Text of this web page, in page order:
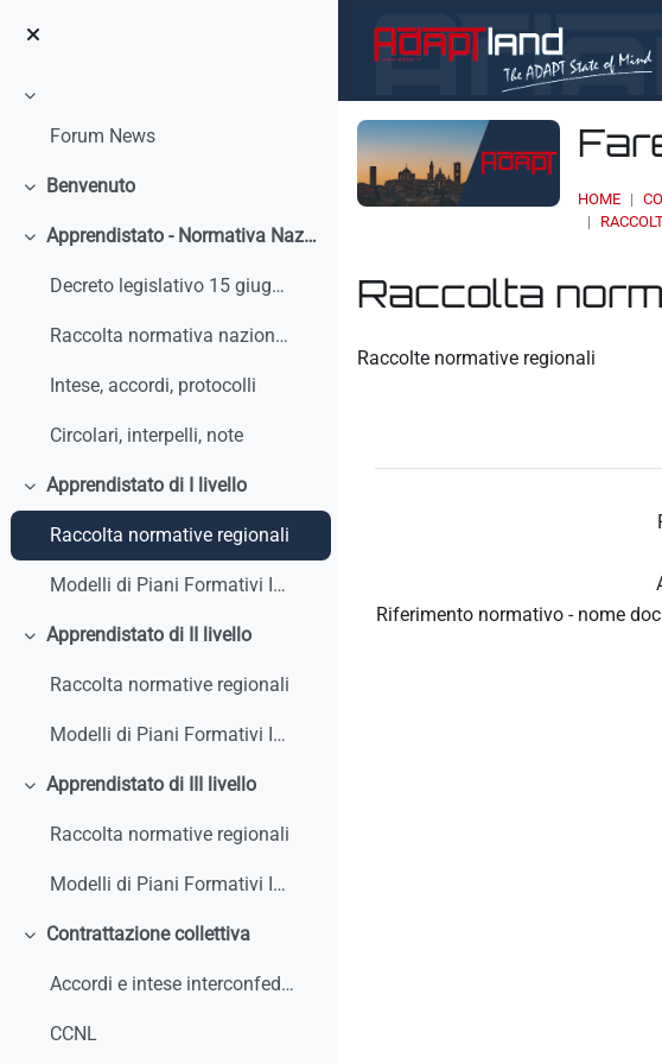
Minimizza
Forum News
Minimizza
Benvenuto
Minimizza
Apprendistato - Normativa Nazionale
Decreto legislativo 15 giugno 2015, n. 81 - Discip...
Raccolta normativa nazionale
Intese, accordi, protocolli
Circolari, interpelli, note
Minimizza
Apprendistato di I livello
Raccolta normative regionali
Modelli di Piani Formativi Individuali
Minimizza
Apprendistato di II livello
Raccolta normative regionali
Modelli di Piani Formativi Individuali
Minimizza
Apprendistato di III livello
Raccolta normative regionali
Modelli di Piani Formativi Individuali
Minimizza
Contrattazione collettiva
Accordi e intese interconfederali
CCNL
HOME
Raccolta
Raccolte normative regionali
Riferimento normativo - nome